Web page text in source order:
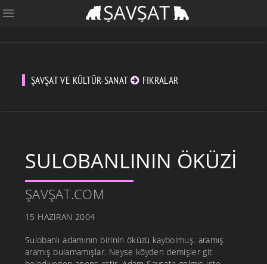
ŞAVŞAT VE KÜLTÜR-SANAT FIKRALAR
SULOBANLININ ÖKÜZI
ŞAVŞAT.COM
15 HAZIRAN 2004
Sulobanlı adamının birinin öküzü kaybolmuş. aramış
aramış bulamamışlar. Neyse köyden demişler git